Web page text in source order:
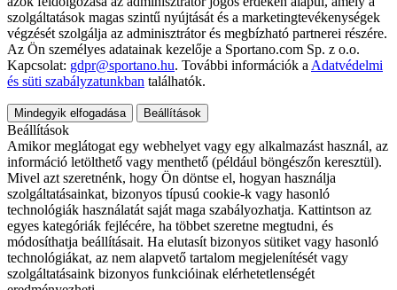
szolgáltatások magas szintű nyújtását és a marketingtevékenységek
végzését szolgálja az adminisztrátor és megbízható partnerei részére.
Az Ön személyes adatainak kezelője a Sportano.com Sp. z o.o.
Kapcsolat: gdpr@sportano.hu. További információk a Adatvédelmi
és süti szabályzatunkban találhatók.
Mindegyik elfogadása Beállítások
Beállítások
Amikor meglátogat egy webhelyet vagy egy alkalmazást használ, az
információ letölthető vagy menthető (például böngészőn keresztül).
Mivel azt szeretnénk, hogy Ön döntse el, hogyan használja
szolgáltatásainkat, bizonyos típusú cookie-k vagy hasonló
technológiák használatát saját maga szabályozhatja. Kattintson az
egyes kategóriák fejlécére, ha többet szeretne megtudni, és
módosíthatja beállításait. Ha elutasít bizonyos sütiket vagy hasonló
technológiákat, az nem alapvető tartalom megjelenítését vagy
szolgáltatásaink bizonyos funkcióinak elérhetetlenségét